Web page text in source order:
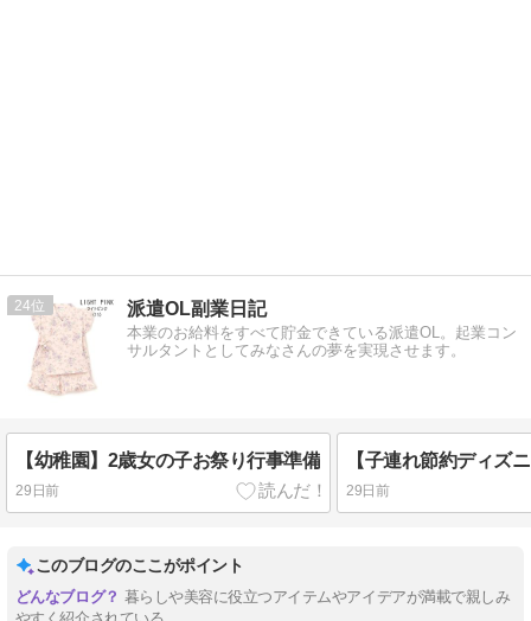
24 派遣OL副業日記
本業のお給料をすべて貯金できている派遣OL。起業コン
サルタントとしてみなさんの夢を実現させます。
【幼稚園】2歳女の子お祭り行事準備
29日前 29日前
このブログのここがポイント
暮らしや美容に役立つアイテムやアイデアが満載で親しみ